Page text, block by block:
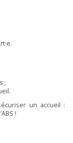
;
un accueil :
!